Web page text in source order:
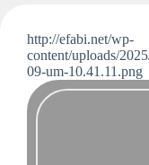
http://efabi.net/wp-
content/uploads/
09-um-10.41.11.png